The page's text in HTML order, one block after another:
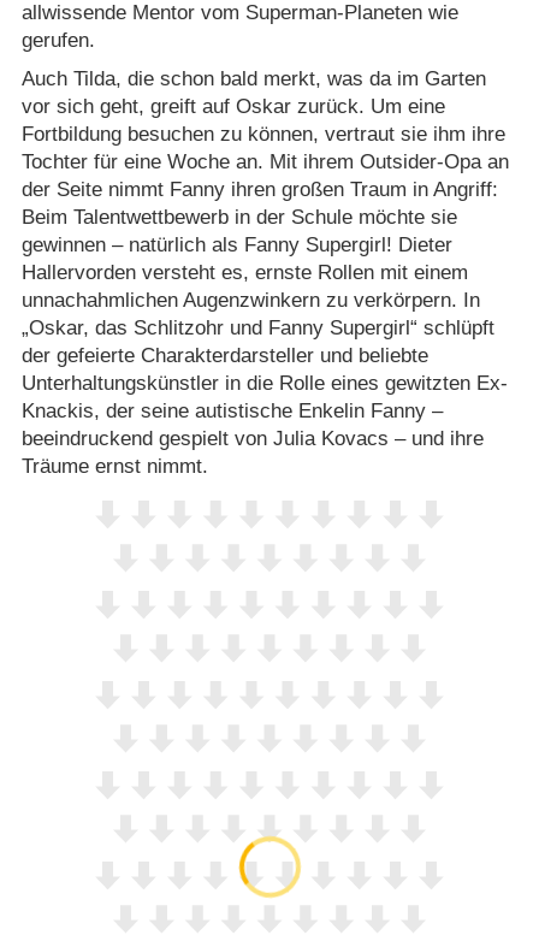
allwissende Mentor vom Superman-Planeten wie
gerufen.
Auch Tilda, die schon bald merkt, was da im Garten
vor sich geht, greift auf Oskar zurück. Um eine
Fortbildung besuchen zu können, vertraut sie ihm ihre
Tochter für eine Woche an. Mit ihrem Outsider-Opa an
der Seite nimmt Fanny ihren großen Traum in Angriff:
Beim Talentwettbewerb in der Schule möchte sie
gewinnen – natürlich als Fanny Supergirl! Dieter
Hallervorden versteht es, ernste Rollen mit einem
unnachahmlichen Augenzwinkern zu verkörpern. In
„Oskar, das Schlitzohr und Fanny Supergirl“ schlüpft
der gefeierte Charakterdarsteller und beliebte
Unterhaltungskünstler in die Rolle eines gewitzten Ex-
Knackis, der seine autistische Enkelin Fanny –
beeindruckend gespielt von Julia Kovacs – und ihre
Träume ernst nimmt.